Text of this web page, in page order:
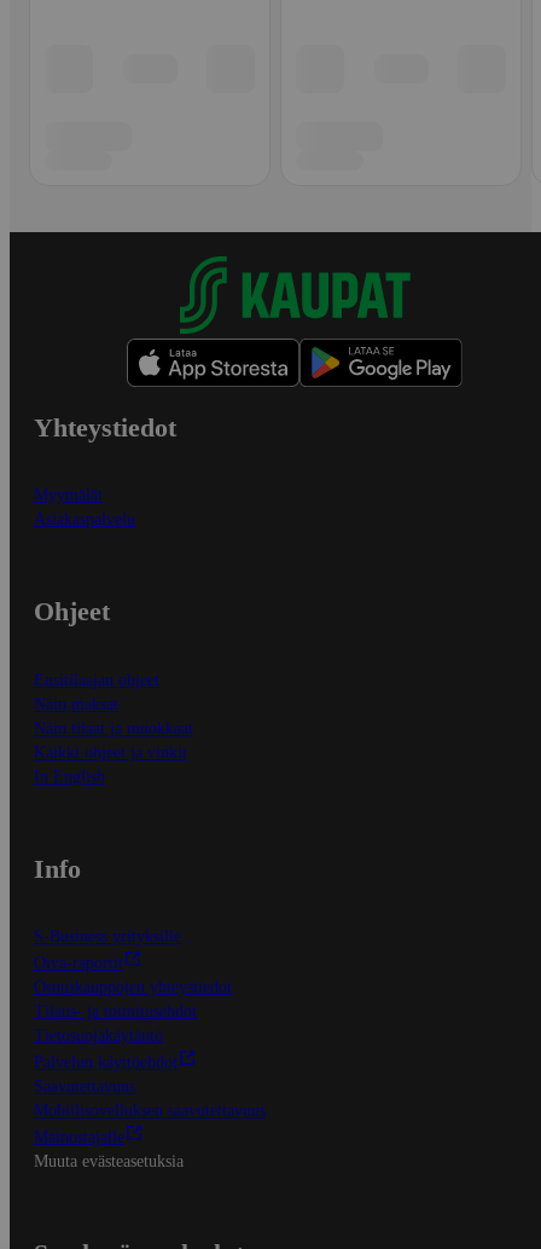
Yhteystiedot
Myymälät
Asiakaspalvelu
Ohjeet
Ensitilaajan ohjeet
Näin maksat
Näin tilaat ja muokkaat
Kaikki ohjeet ja vinkit
In English
Info
S-Business yrityksille
Oiva-raportit
Osuuskauppojen yhteystiedot
Tilaus- ja toimitusehdot
Tietosuojakäytäntö
Palvelun käyttöehdot
Saavutettavuus
Mobiilisovelluksen saavutettavuus
Mainostajalle
Muuta evästeasetuksia